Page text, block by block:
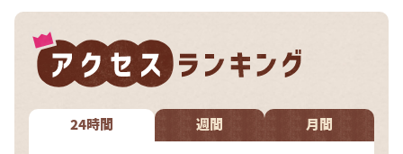
24時間 週間 月間